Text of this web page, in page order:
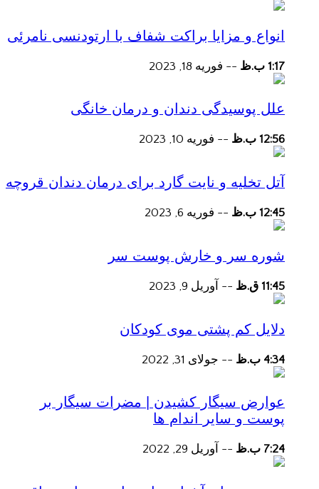
انواع و مزایا براکت شفاف با ارتودنسی نامرئی
1:17 ب.ظ -- فوریه 18, 2023
علل پوسیدگی دندان و درمان خانگی
12:56 ب.ظ -- فوریه 10, 2023
آتل تخلیه و نایت گارد برای درمان دندان قروچه
12:45 ب.ظ -- فوریه 6, 2023
شوره سر و خارش پوست سر
11:45 ق.ظ -- آوریل 9, 2023
دلایل کم پشتی موی کودکان
4:34 ب.ظ -- جولای 31, 2022
عوارض سیگار کشیدن | مضرات سیگار بر
پوست و سایر اندام ها
7:24 ب.ظ -- آوریل 29, 2022